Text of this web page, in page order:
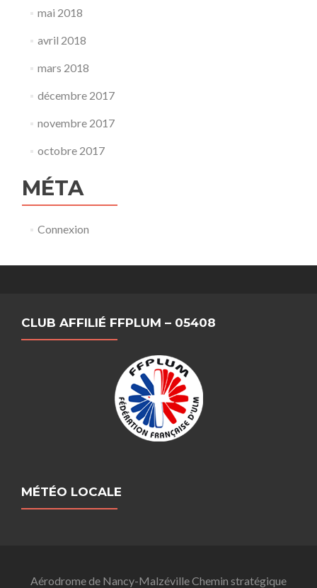
mai 2018
avril 2018
mars 2018
décembre 2017
novembre 2017
octobre 2017
MÉTA
Connexion
CLUB AFFILIÉ FFPLUM – 05408
MÉTÉO LOCALE
Aérodrome de Nancy-Malzéville Chemin stratégique